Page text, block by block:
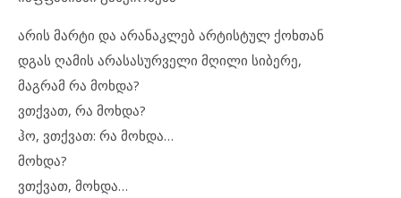
არის მარტი და არანაკლებ არტისტულ ქოხთან
დგას ღამის არასასურველი მღილი სიბერე,
მაგრამ რა მოხდა?
ვთქვათ, რა მოხდა?
ჰო, ვთქვათ: რა მოხდა…
მოხდა?
ვთქვათ, მოხდა…